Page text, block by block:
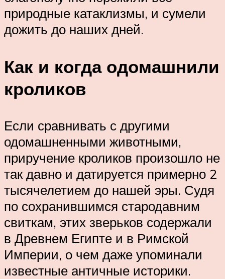
природные катаклизмы, и сумели
дожить до наших дней.
Как и когда одомашнили
кроликов
Если сравнивать с другими
одомашненными животными,
приручение кроликов произошло не
так давно и датируется примерно 2
тысячелетием до нашей эры. Судя
по сохранившимся стародавним
свиткам, этих зверьков содержали
в Древнем Египте и в Римской
Империи, о чем даже упоминали
известные античные историки.